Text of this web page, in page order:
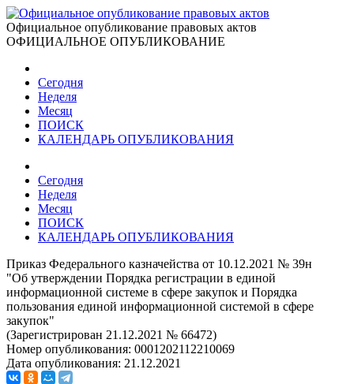
Официальное опубликование правовых актов
ОФИЦИАЛЬНОЕ ОПУБЛИКОВАНИЕ
Сегодня
Неделя
Месяц
ПОИСК
КАЛЕНДАРЬ ОПУБЛИКОВАНИЯ
Сегодня
Неделя
Месяц
ПОИСК
КАЛЕНДАРЬ ОПУБЛИКОВАНИЯ
Приказ Федерального казначейства от 10.12.2021 № 39н
"Об утверждении Порядка регистрации в единой
информационной системе в сфере закупок и Порядка
пользования единой информационной системой в сфере
закупок"
(Зарегистрирован 21.12.2021 № 66472)
Номер опубликования: 0001202112210069
Дата опубликования: 21.12.2021